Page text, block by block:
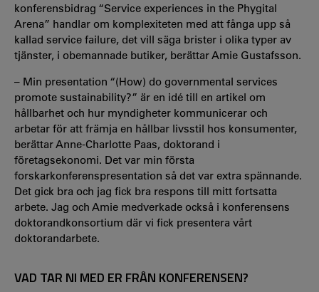
konferensbidrag “Service experiences in the Phygital
Arena” handlar om komplexiteten med att fånga upp så
kallad service failure, det vill säga brister i olika typer av
tjänster, i obemannade butiker, berättar Amie Gustafsson.
– Min presentation “(How) do governmental services
promote sustainability?” är en idé till en artikel om
hållbarhet och hur myndigheter kommunicerar och
arbetar för att främja en hållbar livsstil hos konsumenter,
berättar Anne-Charlotte Paas, doktorand i
företagsekonomi. Det var min första
forskarkonferenspresentation så det var extra spännande.
Det gick bra och jag fick bra respons till mitt fortsatta
arbete. Jag och Amie medverkade också i konferensens
doktorandkonsortium där vi fick presentera vårt
doktorandarbete.
VAD TAR NI MED ER FRÅN KONFERENSEN?